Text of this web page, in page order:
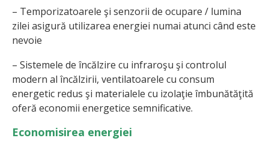
– Temporizatoarele şi senzorii de ocupare / lumina
zilei asigură utilizarea energiei numai atunci când este
nevoie
– Sistemele de încălzire cu infraroşu şi controlul
modern al încălzirii, ventilatoarele cu consum
energetic redus şi materialele cu izolaţie îmbunătăţită
oferă economii energetice semnificative.
Economisirea energiei